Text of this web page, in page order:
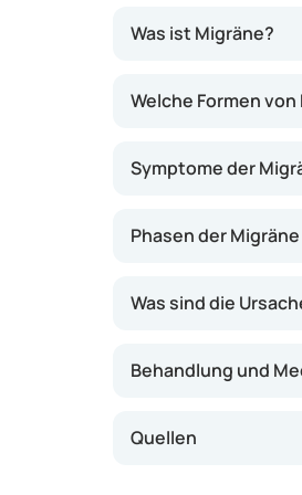
Was ist Migräne?
Überempfindlichkeit
Der Unterschied zu
Leben beschränken.
Dies wird als
Welche Formen
Symptome der
Phasen der Migräne
Was sind die
Behandlung und
Quellen